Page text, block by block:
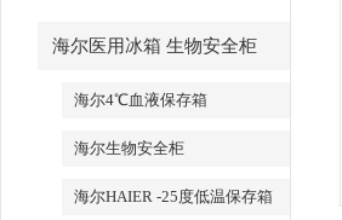
海尔医用冰箱 生物安全柜
海尔4℃血液保存箱
海尔生物安全柜
海尔HAIER -25度低温保存箱